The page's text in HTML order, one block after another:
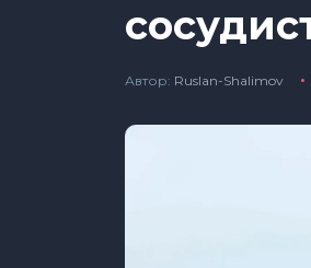
Автор: Ruslan-Shalimov